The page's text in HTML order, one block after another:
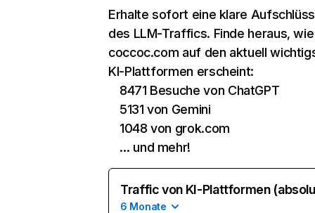
Erhalte sofort eine klare
des LLM-Traffics. Finde heraus, wie
coccoc.com auf den aktuell
KI-Plattformen erscheint:
8471 Besuche von ChatGPT
5131 von Gemini
1048 von grok.com
… und mehr!
Traffic von KI-Plattformen
6 Monate